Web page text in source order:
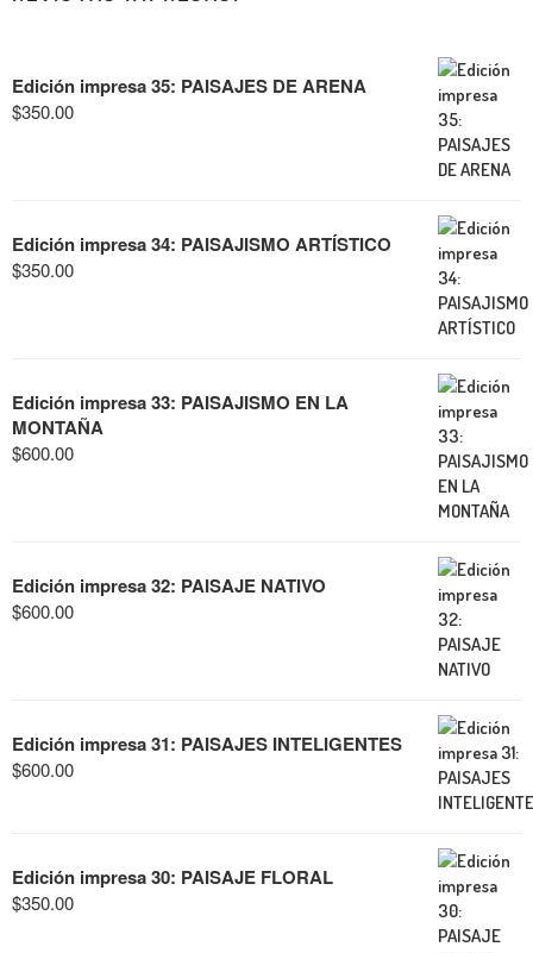
Edición impresa 35: PAISAJES DE ARENA
$350.00
Edición impresa 34: PAISAJISMO ARTÍSTICO
$350.00
Edición impresa 33: PAISAJISMO EN LA
MONTAÑA
$600.00
Edición impresa 32: PAISAJE NATIVO
$600.00
Edición impresa 31: PAISAJES INTELIGENTES
$600.00
Edición impresa 30: PAISAJE FLORAL
$350.00